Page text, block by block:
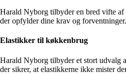
Harald Nyborg tilbyder en bred vifte af
der opfylder dine krav og forventninger.
Elastikker til køkkenbrug
Harald Nyborg tilbyder et stort udvalg
der sikrer, at elastikkerne ikke mister